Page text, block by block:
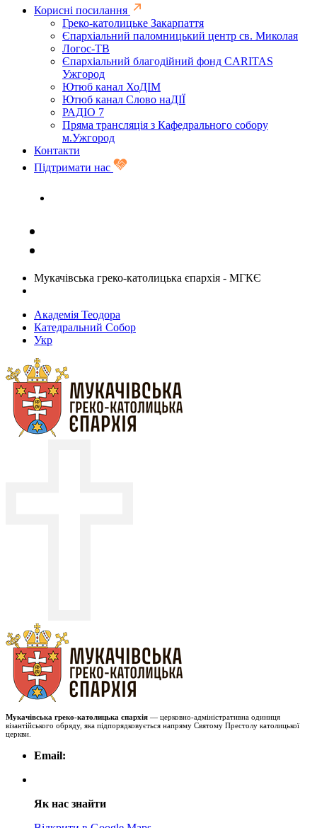
Корисні посилання
Греко-католицьке Закарпаття
Єпархіальний паломницький центр св. Миколая
Логос-ТВ
Єпархіальний благодійний фонд CARITAS
Ужгород
Ютюб канал ХоДІМ
Ютюб канал Слово наДІЇ
РАДІО 7
Пряма трансляція з Кафедрального собору
м.Ужгород
Контакти
Підтримати нас
Мукачівська греко-католицька єпархія - МГКЄ
Академія Теодора
Катедральний Собор
Укр
Мукачівська греко-католицька єпархія — церковно-адміністративна одиниця
візантійського обряду, яка підпорядковується напряму Святому Престолу католицької
церкви.
Email:
Як нас знайти